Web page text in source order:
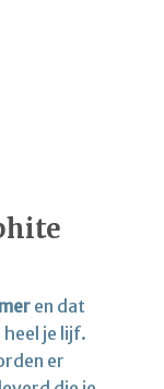
en dat
je lijf.
er